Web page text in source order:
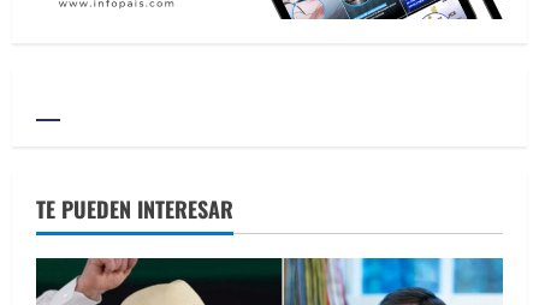
TE PUEDEN INTERESAR